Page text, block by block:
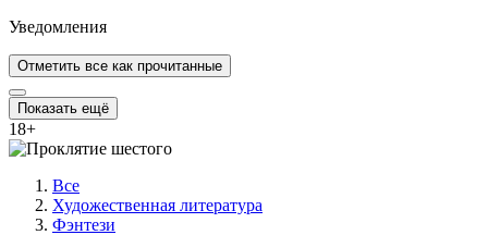
Уведомления
Отметить все как прочитанные
Показать ещё
18+
Все
Художественная литература
Фэнтези